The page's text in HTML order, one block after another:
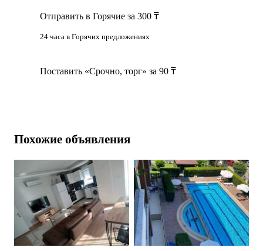
Отправить в Горячие за 300 ₸
24 часа в Горячих предложениях
Поставить «Срочно, торг» за 90 ₸
Похожие объявления